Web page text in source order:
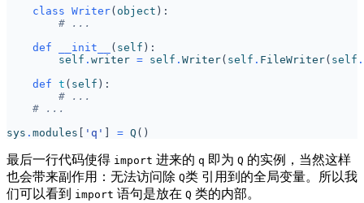
class Writer( object ):
# ...
def
__init__ ( self ):
self . writer = self . Writer( self . FileWriter( self .
def t ( self ):
# ...
# ...
sys . modules 'q' = Q ()
最后一行代码使得 import 进来的 q 即为 Q 的实例，当然这样
也会带来副作用：无法访问除 Q类 引用到的全局变量。所以我
们可以看到 import 语句是放在 Q 类的内部。